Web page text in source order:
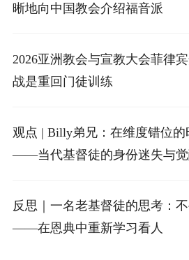
晰地向中国教会介绍福音派
2026亚洲教会与宣教大会菲律
战是重回门徒训练
观点 | Billy弟兄：在维度错位
——当代基督徒的身份迷失与觉
反思｜一名老基督徒的思考：
——在恩典中重新学习看人